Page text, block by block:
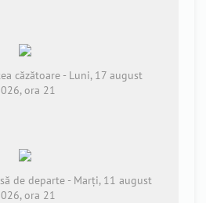
căzătoare - Luni, 17 august
ora 21
de departe - Marți, 11 august
ora 21